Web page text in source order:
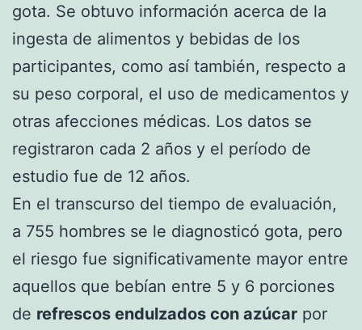
gota. Se obtuvo información acerca de la
ingesta de alimentos y bebidas de los
participantes, como así también, respecto a
su peso corporal, el uso de medicamentos y
otras afecciones médicas. Los datos se
registraron cada 2 años y el período de
estudio fue de 12 años.
En el transcurso del tiempo de evaluación,
a 755 hombres se le diagnosticó gota, pero
el riesgo fue significativamente mayor entre
aquellos que bebían entre 5 y 6 porciones
de refrescos endulzados con azúcar por